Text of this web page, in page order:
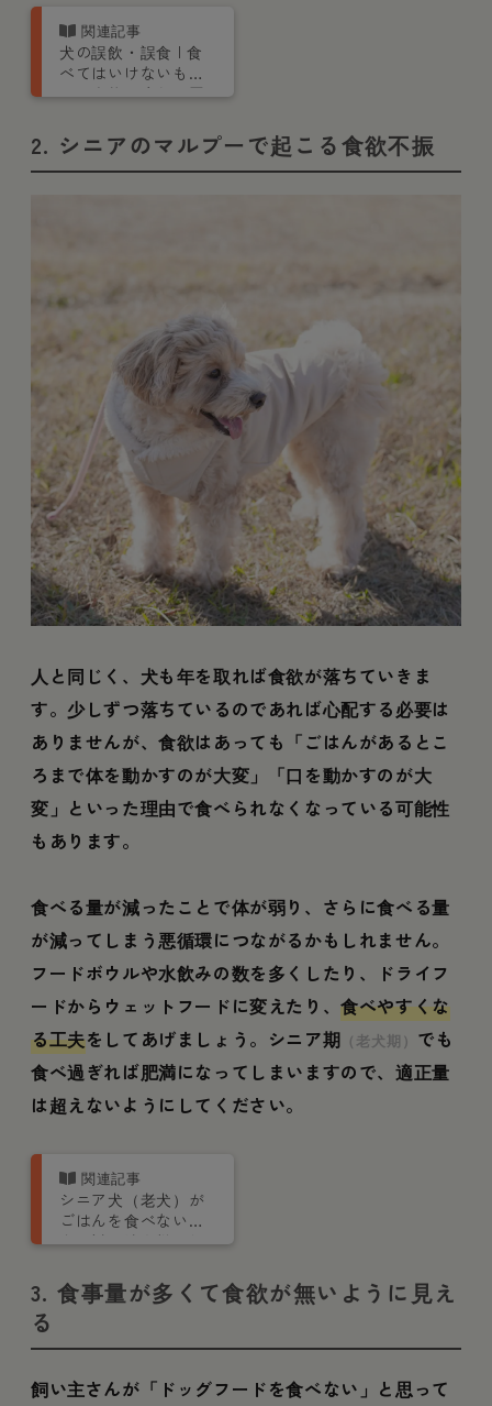
犬の誤飲・誤食 | 食
べてはいけないも
の、症状や応急処置
2. シニアのマルプーで起こる食欲不振
人と同じく、犬も年を取れば食欲が落ちていきま
す。少しずつ落ちているのであれば心配する必要は
ありませんが、食欲はあっても「ごはんがあるとこ
ろまで体を動かすのが大変」「口を動かすのが大
変」といった理由で食べられなくなっている可能性
もあります。
食べる量が減ったことで体が弱り、さらに食べる量
が減ってしまう悪循環につながるかもしれません。
フードボウルや水飲みの数を多くしたり、ドライフ
ードからウェットフードに変えたり、食べやすくな
る工夫をしてあげましょう。シニア期 （老犬期） でも
食べ過ぎれば肥満になってしまいますので、適正量
は超えないようにしてください。
シニア犬（老犬）が
ごはんを食べない場
合の対処法を獣医師
3. 食事量が多くて食欲が無いように見え
る
飼い主さんが「ドッグフードを食べない」と思って